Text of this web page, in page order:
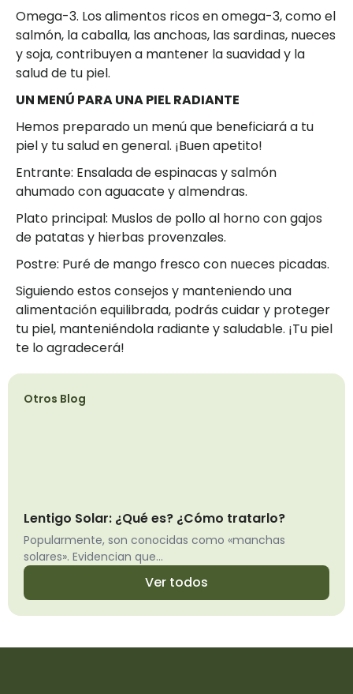
Omega-3. Los alimentos ricos en omega-3, como el
salmón, la caballa, las anchoas, las sardinas, nueces
y soja, contribuyen a mantener la suavidad y la
salud de tu piel.
UN MENÚ PARA UNA PIEL RADIANTE
Hemos preparado un menú que beneficiará a tu
piel y tu salud en general. ¡Buen apetito!
Entrante: Ensalada de espinacas y salmón
ahumado con aguacate y almendras.
Plato principal: Muslos de pollo al horno con gajos
de patatas y hierbas provenzales.
Postre: Puré de mango fresco con nueces picadas.
Siguiendo estos consejos y manteniendo una
alimentación equilibrada, podrás cuidar y proteger
tu piel, manteniéndola radiante y saludable. ¡Tu piel
te lo agradecerá!
Otros Blog
Lentigo Solar: ¿Qué es? ¿Cómo tratarlo?
Popularmente, son conocidas como «manchas
solares». Evidencian que...
Ver todos